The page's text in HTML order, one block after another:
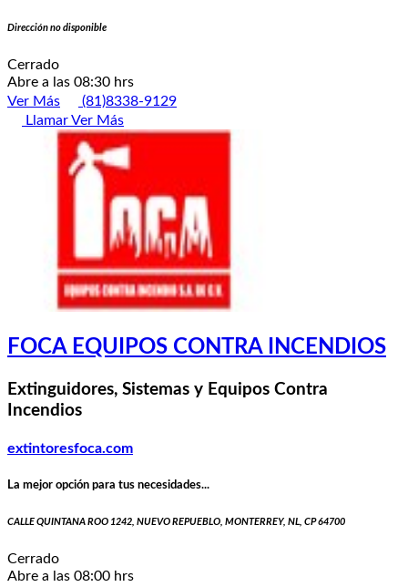
Dirección no disponible
Cerrado
Abre a las 08:30 hrs
Ver Más
(81)8338-9129
LlamarVer Más
FOCA EQUIPOS CONTRA INCENDIOS
Extinguidores, Sistemas y Equipos Contra
Incendios
extintoresfoca.com
La mejor opción para tus necesidades...
CALLE QUINTANA ROO 1242, NUEVO REPUEBLO, MONTERREY, NL, CP 64700
Cerrado
Abre a las 08:00 hrs